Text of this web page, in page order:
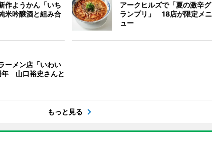
作ようかん「いち
米吟醸酒と組み合
アークヒルズで「夏の激辛グ
ランプリ」 18店が限定メニ
ュー
ーメン店「いわい
年 山口裕史さんと
もっと見る